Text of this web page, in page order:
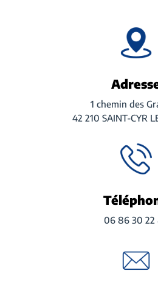
1 chemin des
42 210 SAINT-CYR
06 86 30 22